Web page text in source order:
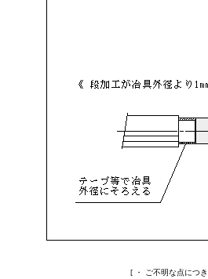
[ ・ ご不明な点につ